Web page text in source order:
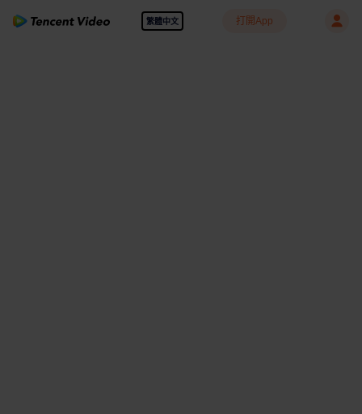
繁體中文 打開App